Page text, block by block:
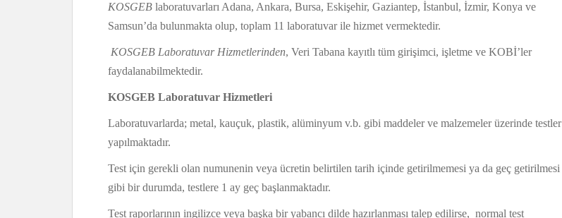
KOSGEB laboratuvarları Adana, Ankara, Bursa, Eskişehir, Gaziantep, İstanbul, İzmir, Konya ve
Samsun’da bulunmakta olup, toplam 11 laboratuvar ile hizmet vermektedir.
KOSGEB Laboratuvar Hizmetlerinden, Veri Tabana kayıtlı tüm girişimci, işletme ve KOBİ’ler
faydalanabilmektedir.
KOSGEB Laboratuvar Hizmetleri
Laboratuvarlarda; metal, kauçuk, plastik, alüminyum v.b. gibi maddeler ve malzemeler üzerinde testler
yapılmaktadır.
Test için gerekli olan numunenin veya ücretin belirtilen tarih içinde getirilmemesi ya da geç getirilmesi
gibi bir durumda, testlere 1 ay geç başlanmaktadır.
Test raporlarının ingilizce veya başka bir yabancı dilde hazırlanması talep edilirse, normal test